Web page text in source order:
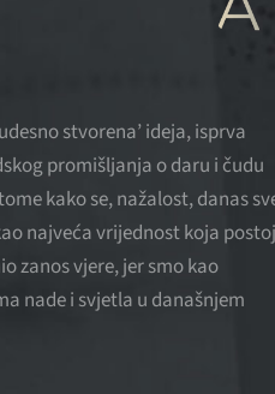
stvorena’ ideja, isprva
promišljanja o daru i čudu
kako se, nažalost, danas
najveća vrijednost koja
zanos vjere, jer smo kao
nade i svjetla u današnjem